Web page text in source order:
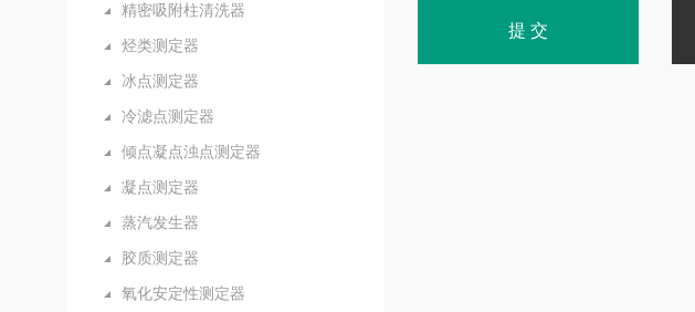
精密吸附柱清洗器
烃类测定器
冰点测定器
冷滤点测定器
倾点凝点浊点测定器
凝点测定器
蒸汽发生器
胶质测定器
氧化安定性测定器